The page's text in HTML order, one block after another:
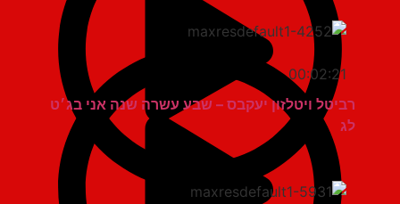
00:02:21
רביטל ויטלזון יעקבס – שבע עשרה שנה אני בג׳ט